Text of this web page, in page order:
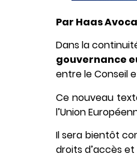
Par Haas
Dans la
gouvernance
entre le Conseil
Ce nouveau
l’Union
Il sera bientôt
droits d’accès